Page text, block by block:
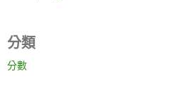
分類
分數